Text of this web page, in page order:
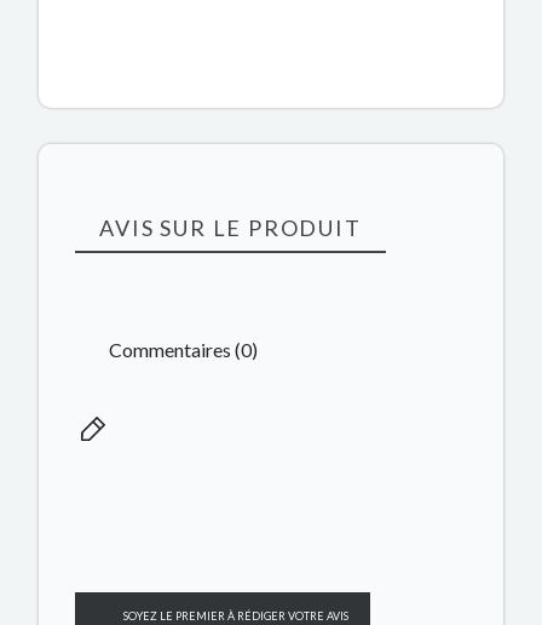
AVIS SUR LE PRODUIT
Commentaires (0)
SOYEZ LE PREMIER À RÉDIGER VOTRE AVIS